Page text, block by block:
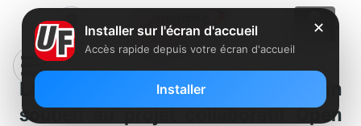
La Fondation Free apporte son
soutien au projet collaboratif Open
✕
Installer sur l'écran d'accueil
Accès rapide depuis votre écran d'accueil
Installer